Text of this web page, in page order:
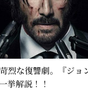
烈な復讐劇。『ジョ
挙解説！！